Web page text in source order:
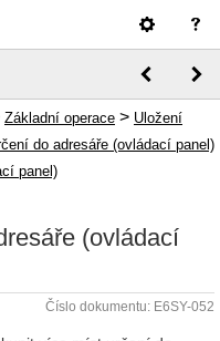
Základní operace > Uložení
do adresáře (ovládací panel)
panel)
(ovládací
Číslo dokumentu: E6SY-052